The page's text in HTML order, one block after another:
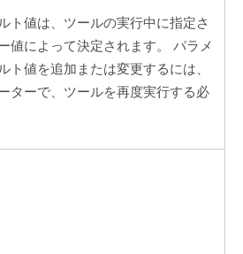
ト値は、ツールの実行中に指定さ
値によって決定されます。 パラメ
ト値を追加または変更するには、
ターで、ツールを再度実行する必